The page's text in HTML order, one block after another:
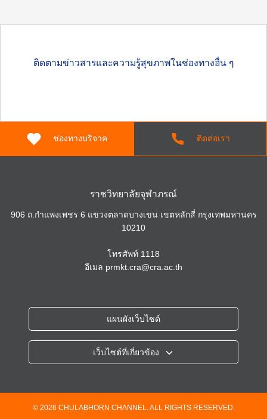
ติดตามข่าวสารและความรู้สุขภาพในช่องทางอื่น ๆ
ช่องทางบริจาค ติดต่อเรา
ราชวิทยาลัยจุฬาภรณ์
906 ถ.กำแพงเพชร 6 แขวงตลาดบางเขน เขตหลักสี่ กรุงเทพมหานคร
10210
โทรศัพท์ 1118
อีเมล prmkt.cra@cra.ac.th
แผนผังเว็บไซต์
เว็บไซต์ที่เกี่ยวข้อง
โรงพยาบาลจุฬาภรณ์
วิทยาลัยวิทยาศาสตร์การแพทย์เจ้าฟ้าจุฬาภรณ์
© 2026 CHULABHORN CHANNEL. ALL RIGHTS RESERVED.